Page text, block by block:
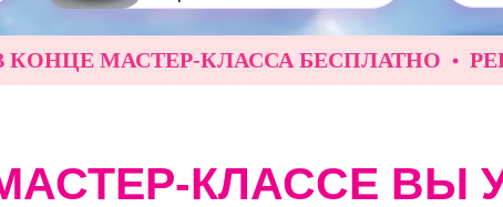
МАСТЕР-КЛАССА БЕСПЛАТНО РЕЦЕПТ
КЛАССЕ ВЫ